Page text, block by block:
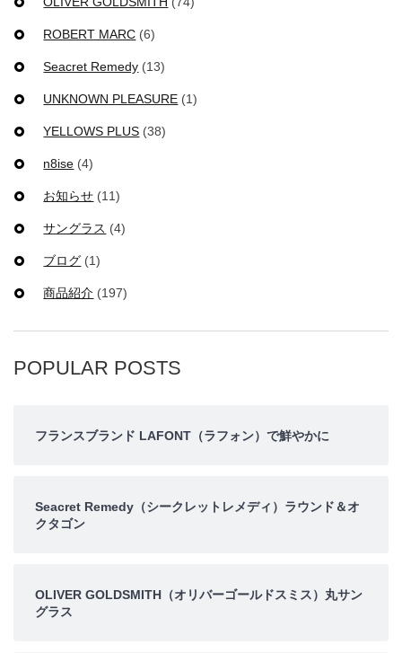
ROBERT MARC (6)
Seacret Remedy (13)
UNKNOWN PLEASURE (1)
YELLOWS PLUS (38)
n8ise (4)
お知らせ (11)
サングラス (4)
ブログ (1)
商品紹介 (197)
POPULAR POSTS
フランスブランド LAFONT（ラフォン）で鮮やかに
Seacret Remedy（シークレットレメディ）ラウンド＆オ
クタゴン
OLIVER GOLDSMITH（オリバーゴールドスミス）丸サン
グラス